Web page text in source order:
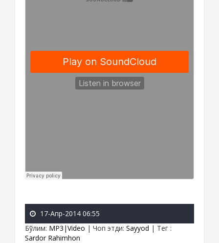
17-Апр-2014 06:55
Бўлим: MP3|Video | Чоп этди: Sayyod | Тег :
Sardor Rahimhon